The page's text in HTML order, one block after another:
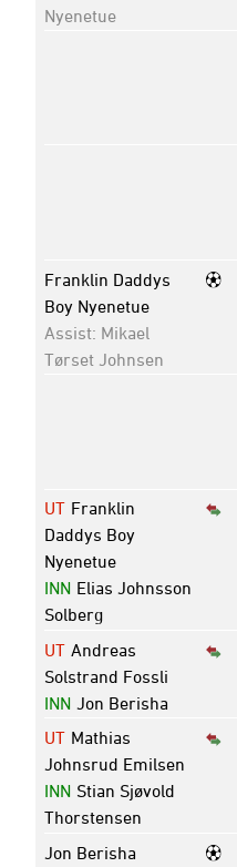
Nyenetue
Franklin Daddys
Boy Nyenetue
Assist: Mikael
Tørset Johnsen
UT Franklin
Daddys Boy
Nyenetue
INN Elias Johnsson
Solberg
UT Andreas
Solstrand Fossli
INN Jon Berisha
UT Mathias
Johnsrud Emilsen
INN Stian Sjøvold
Thorstensen
Jon Berisha